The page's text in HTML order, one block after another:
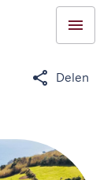
Delen